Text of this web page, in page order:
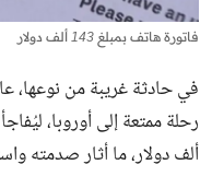
فاتورة هاتف بمبلغ 143 ألف دولار
في حادثة غريبة من نوعها،
ألف دولار، ما أثار صدمته